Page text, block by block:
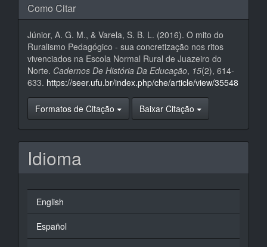
Como Citar
Júnior, A. G. M., & Varela, S. B. L. (2016). O mito do
Ruralismo Pedagógico - sua concretização nos ritos
vivenciados na Escola Normal Rural de Juazeiro do
Norte. Cadernos De História Da Educação, 15(2), 614-
633. https://seer.ufu.br/index.php/che/article/view/35548
Formatos de Citação Baixar Citação
Idioma
English
Español